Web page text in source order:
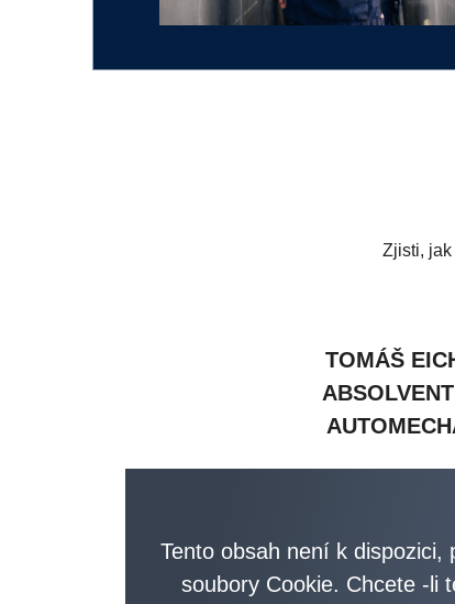
Zjisti, jak
TOMÁŠ
Tento obsah není k dispozici,
soubory Cookie. Chcete -li